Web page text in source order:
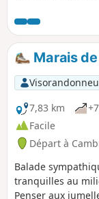
courageux
Marais
7,83 km
Facile
Départ à
Balade
tranquilles au
Penser aux